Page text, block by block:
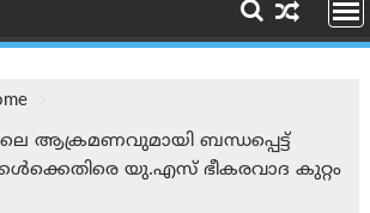
ആക്രമണവുമായി ബന്ധപ്പെട്ട്
യു.എസ് ഭീകരവാദ കുറ്റം